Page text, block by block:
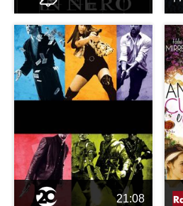
21:08